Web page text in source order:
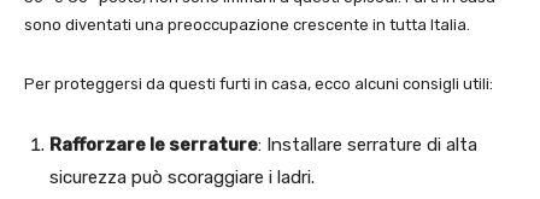
sono diventati una preoccupazione crescente in tutta Italia.
Per proteggersi da questi furti in casa, ecco alcuni consigli utili:
Rafforzare le serrature: Installare serrature di alta
sicurezza può scoraggiare i ladri.